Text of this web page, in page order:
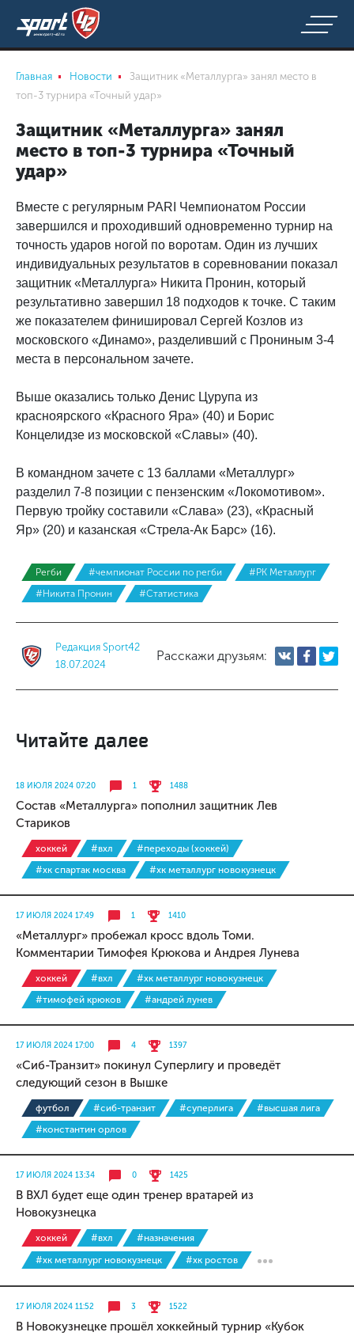
Главная Новости
Защитник «Металлурга» занял место в
топ-3 турнира «Точный удар»
Защитник «Металлурга» занял
место в топ-3 турнира «Точный
удар»
Вместе с регулярным PARI Чемпионатом России
завершился и проходивший одновременно турнир на
точность ударов ногой по воротам. Один из лучших
индивидуальных результатов в соревновании показал
защитник «Металлурга» Никита Пронин, который
результативно завершил 18 подходов к точке. С таким
же показателем финишировал Сергей Козлов из
московского «Динамо», разделивший с Прониным 3-4
места в персональном зачете.
Выше оказались только Денис Цурупа из
красноярского «Красного Яра» (40) и Борис
Концелидзе из московской «Славы» (40).
В командном зачете с 13 баллами «Металлург»
разделил 7-8 позиции с пензенским «Локомотивом».
Первую тройку составили «Слава» (23), «Красный
Яр» (20) и казанская «Стрела-Ак Барс» (16).
Регби #чемпионат России по регби
#РК Металлург
#Никита Пронин
#Статистика
Редакция Sport42
18.07.2024
Расскажи друзьям:
Читайте далее
18 ИЮЛЯ 2024 07:20 1 1488
Состав «Металлурга» пополнил защитник Лев
Стариков
хоккей #вхл
#переходы (хоккей)
#хк спартак москва
#хк металлург новокузнецк
17 ИЮЛЯ 2024 17:49 1 1410
«Металлург» пробежал кросс вдоль Томи.
Комментарии Тимофея Крюкова и Андрея Лунева
хоккей #вхл
#хк металлург новокузнецк
#тимофей крюков
#андрей лунев
17 ИЮЛЯ 2024 17:00 4 1397
«Сиб-Транзит» покинул Суперлигу и проведёт
следующий сезон в Вышке
футбол #сиб-транзит #суперлига
#высшая лига
#константин орлов
17 ИЮЛЯ 2024 13:34 0 1425
В ВХЛ будет еще один тренер вратарей из
Новокузнецка
хоккей #вхл
#назначения
#хк металлург новокузнецк
#хк ростов
17 ИЮЛЯ 2024 11:52 3 1522
В Новокузнецке прошёл хоккейный турнир «Кубок